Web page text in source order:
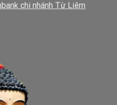
chi nhánh Từ Liêm